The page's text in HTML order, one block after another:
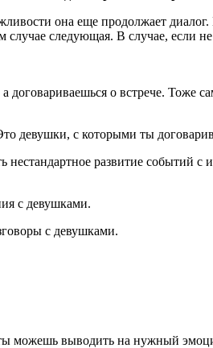
она еще продолжает
следующая. В случае, если
о встрече. Тоже
девушки, с которыми ты
нестандартное развитие событий с
с девушками.
с девушками.
можешь выводить на нужный